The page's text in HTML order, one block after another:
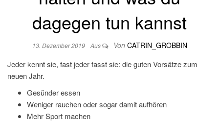
dagegen tun kannst
13. Dezember 2019 Aus Von CATRIN_GROBBIN
Jeder kennt sie, fast jeder fasst sie: die guten Vorsätze zum
neuen Jahr.
Gesünder essen
Weniger rauchen oder sogar damit aufhören
Mehr Sport machen